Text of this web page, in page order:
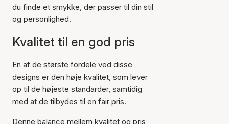
du finde et smykke, der passer til din stil
og personlighed.
Kvalitet til en god pris
En af de største fordele ved disse
designs er den høje kvalitet, som lever
op til de højeste standarder, samtidig
med at de tilbydes til en fair pris.
Denne balance mellem kvalitet og pris